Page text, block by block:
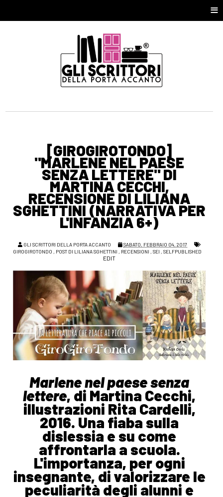
≡
[GIROGIROTONDO]
"MARLENE NEL PAESE
SENZA LETTERE" DI
MARTINA CECCHI,
RECENSIONE DI LILIANA
SGHETTINI (NARRATIVA PER
L'INFANZIA 6+)
GLI SCRITTORI DELLA PORTA ACCANTO
SABATO, FEBBRAIO 04, 2017
GIROGIROTONDO , POST DI LILIANA SGHETTINI , RECENSIONI ,SEI ,SELFPUBLISHED
EDIT
Marlene nel paese senza
lettere, di Martina Cecchi,
illustrazioni Rita Cardelli,
2016. Una fiaba sulla
dislessia e su come
affrontarla a scuola.
L'importanza, per ogni
insegnante, di valorizzare le
peculiarità degli alunni e